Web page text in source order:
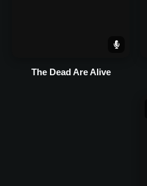
The Dead Are Alive